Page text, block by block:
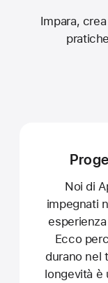
Impara,
Noi di
impegnati
Ecco
durano nel
longevità è